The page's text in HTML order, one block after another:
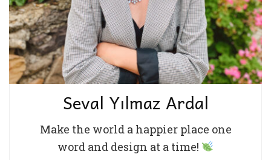
Seval Yılmaz Ardal
Make the world a happier place one
word and design at a time!